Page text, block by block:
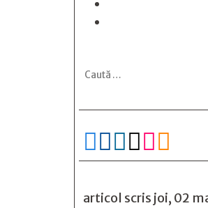

articol scris joi, 02